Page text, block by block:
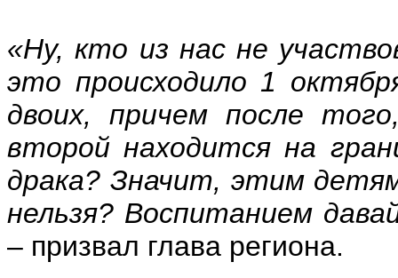
«Ну, кто из нас не
это происходило 1
двоих, причем после
второй находится на
драка? Значит, этим
нельзя? Воспитанием
– призвал глава региона.